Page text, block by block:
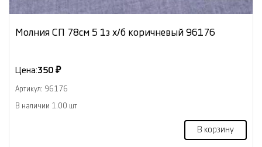
Молния СП 78см 5 1з х/б коричневый 96176
Цена:350 ₽
Артикул: 96176
В наличии 1.00 шт
В корзину